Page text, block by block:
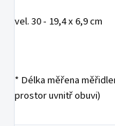
vel. 30 - 19,4 x 6,9 cm
* Délka měřena
prostor uvnitř obuvi)